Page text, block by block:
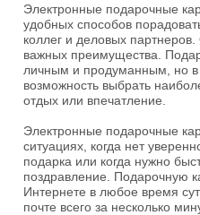
Электронные подарочные
удобных способов
коллег и деловых
важных преимущества.
личным и продуманным, но в
возможность выбрать
отдых или впечатление.
Электронные подарочные
ситуациях, когда нет
подарка или когда нужно
поздравление. Подарочную
Интернете в любое время
почте всего за несколько